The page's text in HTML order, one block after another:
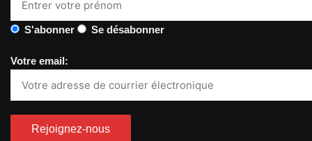
S'abonner Se désabonner
Votre email: